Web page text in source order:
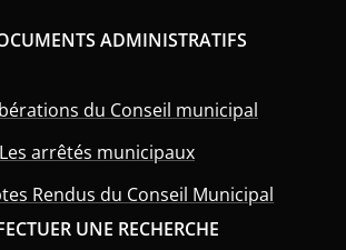
ADMINISTRATIFS
du Conseil municipal
Les arrêtés municipaux
Rendus du Conseil Municipal
UNE RECHERCHE